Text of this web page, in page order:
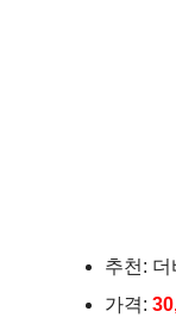
추천:
가격: